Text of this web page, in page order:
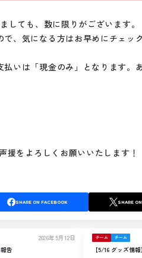
しても、数に限りがございます。
、気になる方はお早めにチェッ
いは「現金のみ」となります。
援をよろしくお願いいたします！
SHARE ON FACEBOOK SHARE
2026年5月12日
告
チーム チーム
【5/16 グッズ情